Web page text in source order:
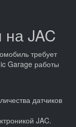
на JAC
требует
Garage работы
датчиков
JAC.